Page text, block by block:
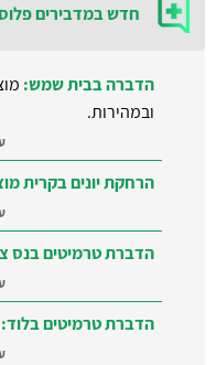
חדש במדבירים
הדברה בבית שמש:
ובמהירות.
הרחקת יונים בקרית
הדברת טרמיטים בנס
הדברת טרמיטים בלוד: